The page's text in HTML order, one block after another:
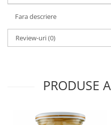
Fara descriere
Review-uri(0)
PRODUSE